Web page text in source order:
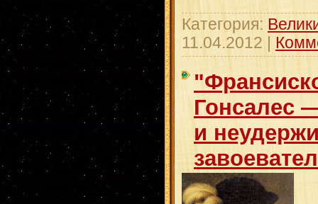
Категория:
11.04.2012
Гонсалес
и